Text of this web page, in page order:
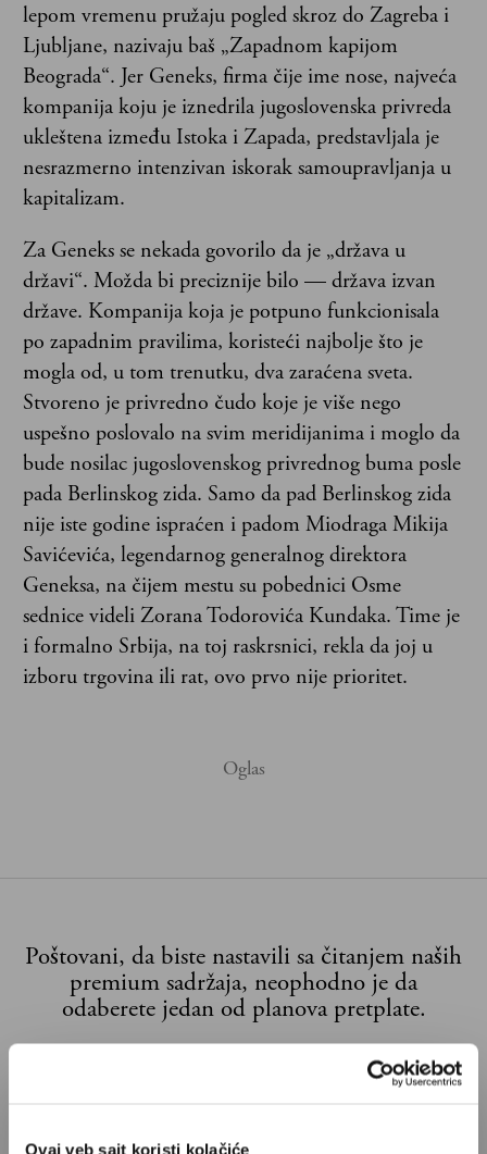
Ovaj veb sajt koristi kolačiće
lepom vremenu pružaju pogled skroz do Zagreba i
Ljubljane, nazivaju baš „Zapadnom kapijom
Beograda“. Jer Geneks, firma čije ime nose, najveća
kompanija koju je iznedrila jugoslovenska privreda
ukleštena između Istoka i Zapada, predstavljala je
nesrazmerno intenzivan iskorak samoupravljanja u
kapitalizam.
Za Geneks se nekada govorilo da je „država u
državi“. Možda bi preciznije bilo — država izvan
države. Kompanija koja je potpuno funkcionisala
po zapadnim pravilima, koristeći najbolje što je
mogla od, u tom trenutku, dva zaraćena sveta.
Stvoreno je privredno čudo koje je više nego
uspešno poslovalo na svim meridijanima i moglo da
bude nosilac jugoslovenskog privrednog buma posle
pada Berlinskog zida. Samo da pad Berlinskog zida
nije iste godine ispraćen i padom Miodraga Mikija
Savićevića, legendarnog generalnog direktora
Geneksa, na čijem mestu su pobednici Osme
sednice videli Zorana Todorovića Kundaka. Time je
i formalno Srbija, na toj raskrsnici, rekla da joj u
izboru trgovina ili rat, ovo prvo nije prioritet.
Poštovani, da biste nastavili sa čitanjem naših
premium sadržaja, neophodno je da
odaberete jedan od planova pretplate.
Već imate nalog?